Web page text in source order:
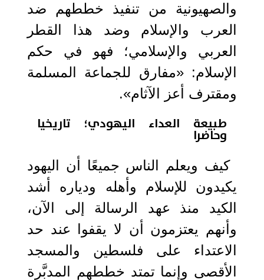
والصهيونية من تنفيذ خططهم ضد
العرب والإسلام وضد هذا القطر
العربي والإسلامي؛ فهو في حكم
الإسلام: «مفارق للجماعة المسلمة
ومقترف أعز الآثام».
طبيعة العداء اليهودي؛ تاريخيا
وحاضرا
كيف ويعلم الناس جميعًا أن اليهود
يكيدون للإسلام وأهله ودياره أشد
الكيد منذ عهد الرسالة إلى الآن،
وأنهم يعتزمون أن لا يقفوا عند حد
الاعتداء على فلسطين والمسجد
الأقصى وإنما تمتد خططهم المدبَّرة